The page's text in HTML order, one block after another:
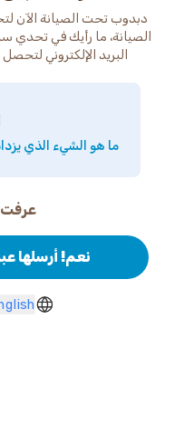
دبدوب تحت الصيانة الآن
الصيانة، ما رأيك في تحدي
البريد الإلكتروني
ما هو الشيء الذي
عرفت
نعم! أرسلها